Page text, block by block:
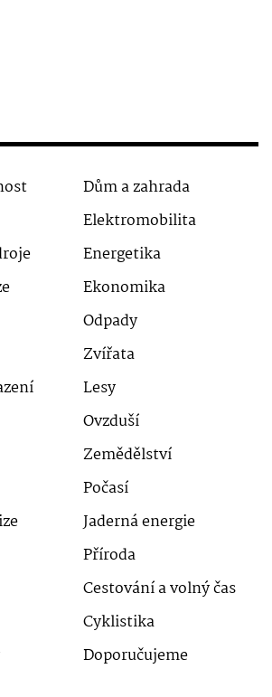
Dům a zahrada
Elektromobilita
Energetika
Ekonomika
Odpady
Zvířata
Lesy
Ovzduší
Zemědělství
Počasí
Jaderná energie
Příroda
Cestování a volný čas
Cyklistika
Doporučujeme